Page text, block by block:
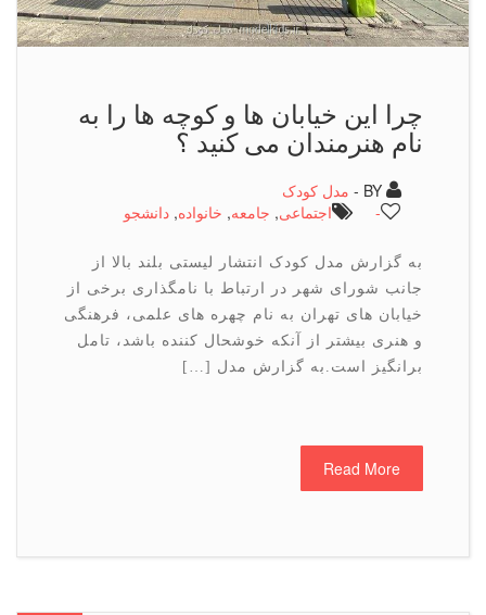
چرا این خیابان ها و كوچه ها را به
نام هنرمندان می كنید ؟
مدل کودک
اجتماعی,جامعه ,خانواده, دانشجو
به گزارش مدل کودک انتشار لیستی بلند بالا از
جانب شورای شهر در ارتباط با نامگذاری برخی از
خیابان های تهران به نام چهره های علمی، فرهنگی
و هنری بیشتر از آنکه خوشحال کننده باشد، تامل
برانگیز است.به گزارش مدل […]
Read More